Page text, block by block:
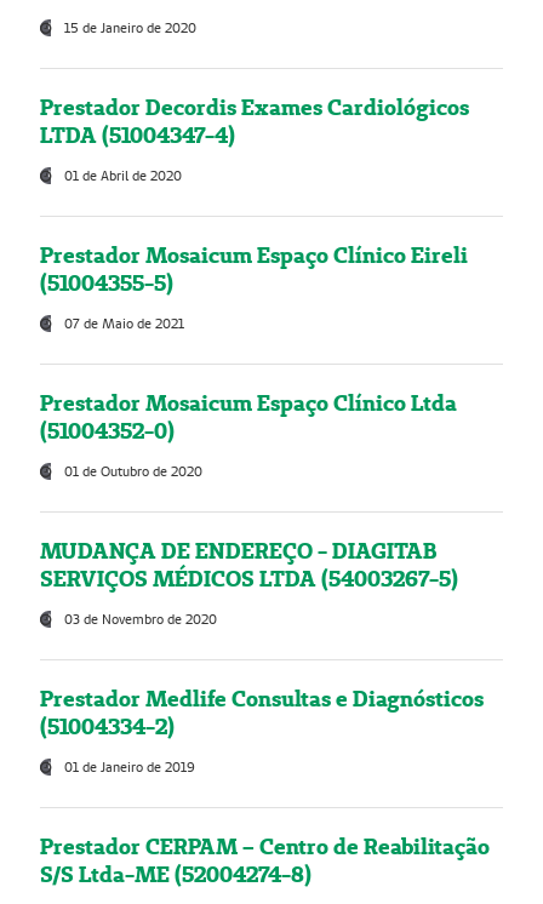
15 de Janeiro de 2020
Prestador Decordis Exames Cardiológicos
LTDA (51004347-4)
01 de Abril de 2020
Prestador Mosaicum Espaço Clínico Eireli
(51004355-5)
07 de Maio de 2021
Prestador Mosaicum Espaço Clínico Ltda
(51004352-0)
01 de Outubro de 2020
MUDANÇA DE ENDEREÇO - DIAGITAB
SERVIÇOS MÉDICOS LTDA (54003267-5)
03 de Novembro de 2020
Prestador Medlife Consultas e Diagnósticos
(51004334-2)
01 de Janeiro de 2019
Prestador CERPAM – Centro de Reabilitação
S/S Ltda-ME (52004274-8)